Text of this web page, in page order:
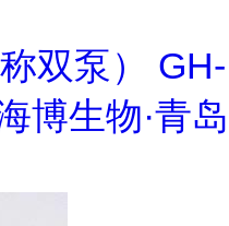
双泵） GH-
博生物·青岛